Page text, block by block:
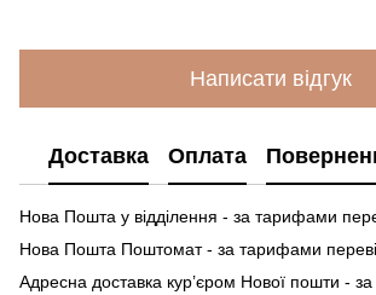
Написати відгук
Доставка Оплата
Нова Пошта у відділення - за тарифами
Нова Пошта Поштомат - за тарифами
Адресна доставка кур’єром Нової пошти -